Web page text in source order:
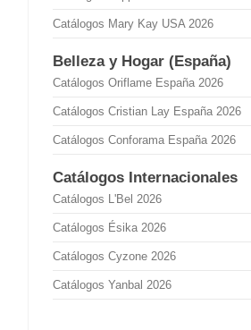
Catálogos Mary Kay USA 2026
Belleza y Hogar (España)
Catálogos Oriflame España 2026
Catálogos Cristian Lay España 2026
Catálogos Conforama España 2026
Catálogos Internacionales
Catálogos L'Bel 2026
Catálogos Ésika 2026
Catálogos Cyzone 2026
Catálogos Yanbal 2026